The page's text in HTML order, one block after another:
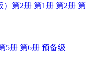
）第2册 第1册 第2册 第
5册 第6册 预备级